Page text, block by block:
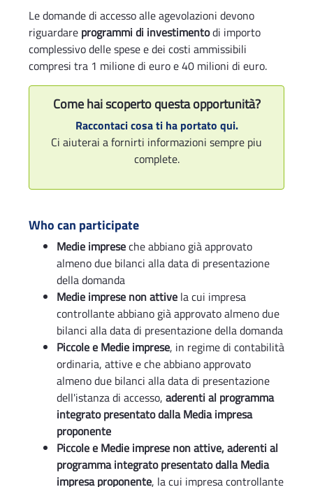
Le domande di accesso alle agevolazioni devono
riguardare programmi di investimentodi importo
complessivo delle spese e dei costi ammissibili
compresi tra 1 milione di euro e 40 milioni di euro.
Come hai scoperto questa opportunità?
Raccontaci cosa ti ha portato qui.
Ci aiuterai a fornirti informazioni sempre piu
complete.
Who can participate
Medie impreseche abbiano già approvato
almeno due bilanci alla data di presentazione
della domanda
Medie imprese non attive la cui impresa
controllante abbiano già approvato almeno due
bilanci alla data di presentazione della domanda
Piccole e Medie imprese, in regime di contabilità
ordinaria, attive e che abbiano approvato
almeno due bilanci alla data di presentazione
dell'istanza di accesso, aderenti al programma
integrato presentato dalla Media impresa
proponente
Piccole e Medie imprese non attive, aderenti al
programma integrato presentato dalla Media
impresa proponente, la cui impresa controllante